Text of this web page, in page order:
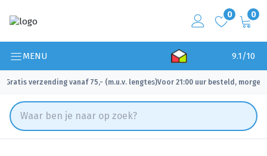
0 0
MENU 9.1/10
Gratis verzending vanaf 75,- (m.u.v. lengtes)
✓ Voor 21:00 uur besteld, morgen